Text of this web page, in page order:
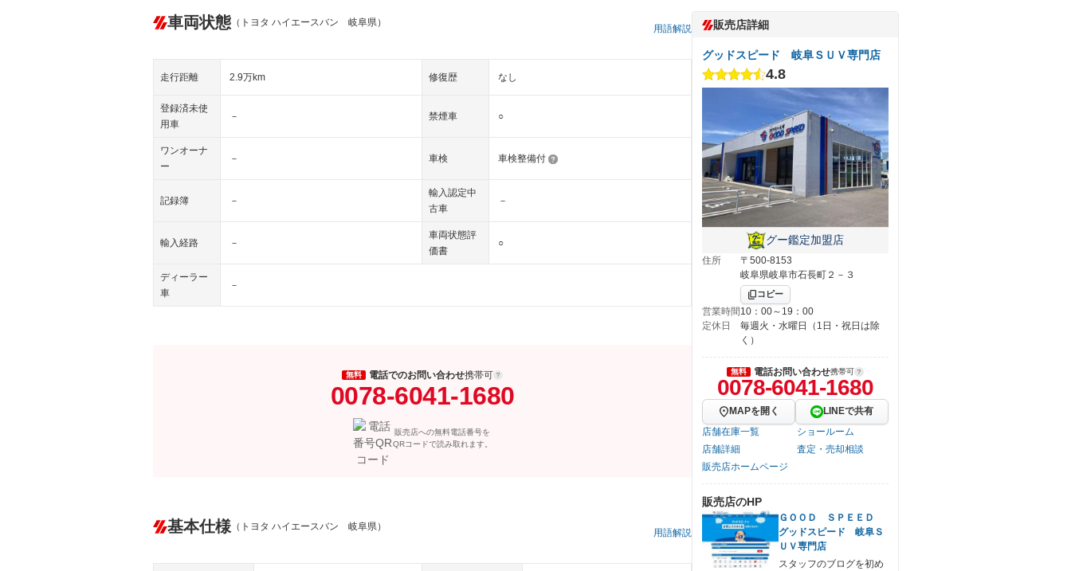
車両状態 （トヨタ ハイエースバン 岐阜県）
用語解説
走行距離 2.9万km 修復歴 なし
登録済未使
用車
－ 禁煙車 ○
ワンオーナ
ー
－ 車検 車検整備付
記録簿 －
輸入認定中
古車
－
輸入経路 －
車両状態評
価書
○
ディーラー
車
－
無料 電話でのお問い合わせ携帯可
0078-6041-1680
販売店への無料電話番号を
QRコードで読み取れます。
基本仕様 （トヨタ ハイエースバン 岐阜県）
用語解説
販売店詳細
グッドスピード 岐阜ＳＵＶ専門店
4.8
グー鑑定加盟店
住所
〒500-8153
岐阜県岐阜市石長町２－３
コピー
営業時間10：00～19：00
定休日
毎週火・水曜日（1日・祝日は除
く）
無料 電話お問い合わせ携帯可
0078-6041-1680
MAPを開く
LINEで共有
店舗在庫一覧
ショールーム
店舗詳細
査定・売却相談
販売店ホームページ
販売店のHP
ＧＯＯＤ ＳＰＥＥＤ
グッドスピード 岐阜Ｓ
ＵＶ専門店
スタッフのブログを初め